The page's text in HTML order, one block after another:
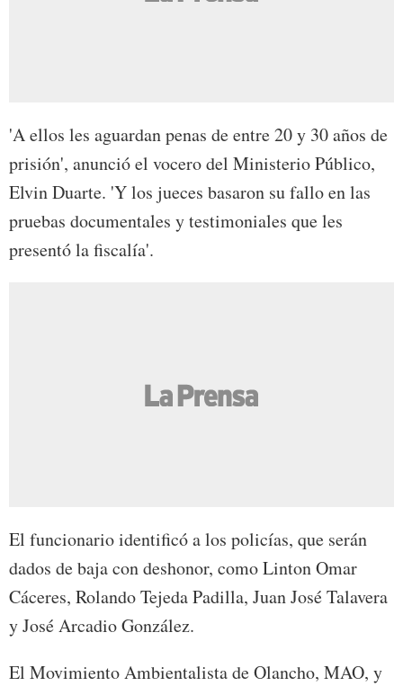
'A ellos les aguardan penas de entre 20 y 30 años de
prisión', anunció el vocero del Ministerio Público,
Elvin Duarte. 'Y los jueces basaron su fallo en las
pruebas documentales y testimoniales que les
presentó la fiscalía'.
El funcionario identificó a los policías, que serán
dados de baja con deshonor, como Linton Omar
Cáceres, Rolando Tejeda Padilla, Juan José Talavera
y José Arcadio González.
El Movimiento Ambientalista de Olancho, MAO, y